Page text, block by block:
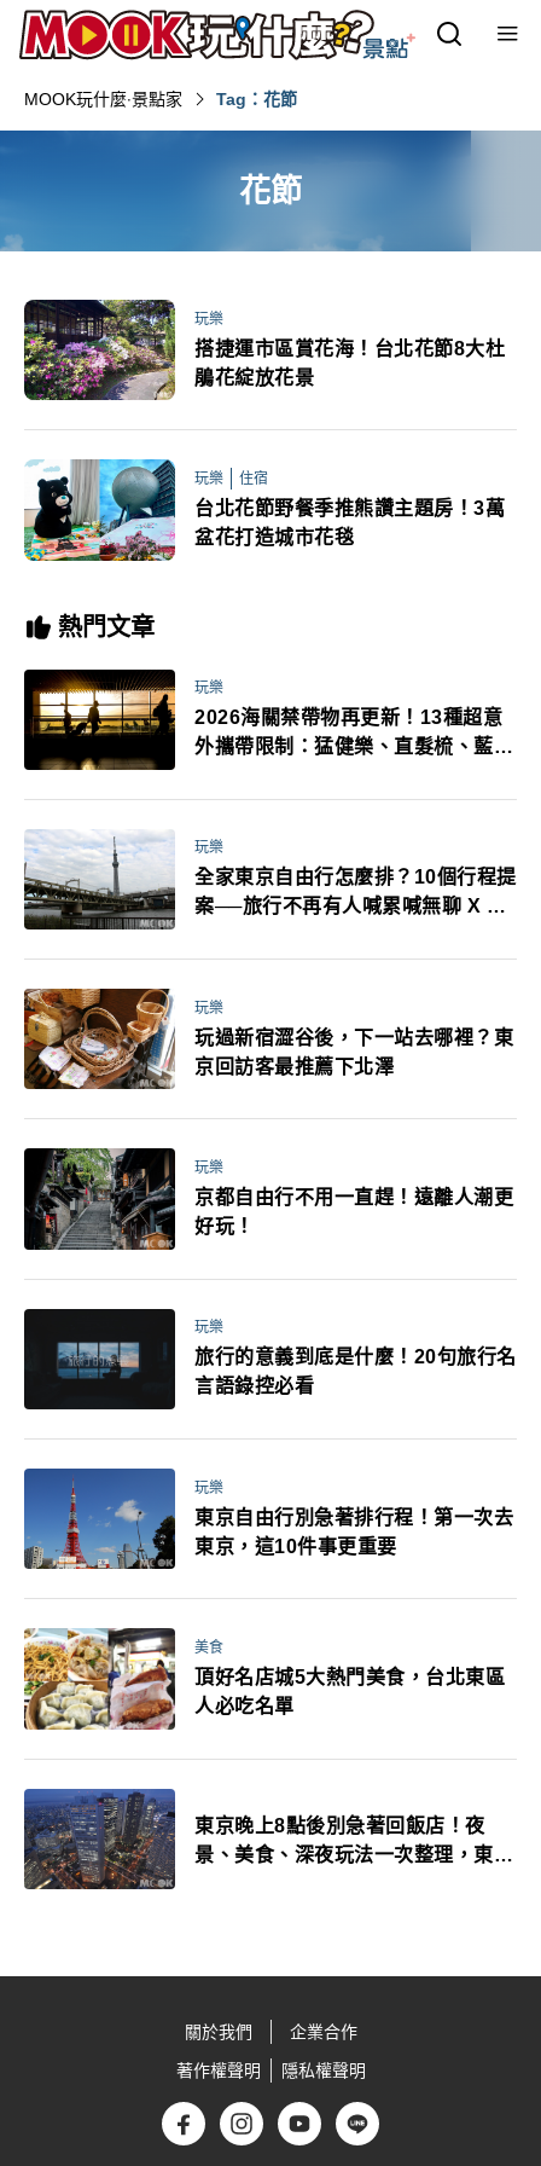
MOOK玩什麼‧景點家 Tag：花節
花節
玩樂
搭捷運市區賞花海！台北花節8大杜
鵑花綻放花景
玩樂 住宿
台北花節野餐季推熊讚主題房！3萬
盆花打造城市花毯
熱門文章
玩樂
2026海關禁帶物再更新！13種超意
外攜帶限制：猛健樂、直髮梳、藍牙
萬！注意事項一次看！
玩樂
全家東京自由行怎麼排？10個行程提
案──旅行不再有人喊累喊無聊 X 爸
玩樂
玩過新宿澀谷後，下一站去哪裡？東
京回訪客最推薦下北澤
玩樂
京都自由行不用一直趕！遠離人潮更
好玩！
玩樂
旅行的意義到底是什麼！20句旅行名
言語錄控必看
玩樂
東京自由行別急著排行程！第一次去
東京，這10件事更重要
美食
頂好名店城5大熱門美食，台北東區
人必吃名單
東京晚上8點後別急著回飯店！夜
景、美食、深夜玩法一次整理，東京
關於我們
企業合作
著作權聲明
隱私權聲明